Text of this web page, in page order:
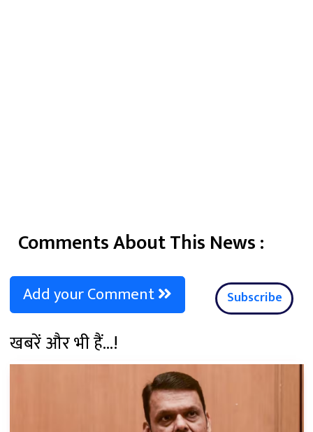
Comments About This News :
Add your Comment Subscribe
खबरें और भी हैं...!